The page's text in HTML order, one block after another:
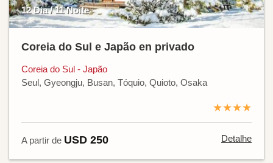
12 Dia / 11 Noite
Coreia do Sul e Japão en privado
Coreia do Sul - Japão
Seul, Gyeongju, Busan, Tóquio, Quioto, Osaka
★★★★
A partir de USD 250 Detalhe